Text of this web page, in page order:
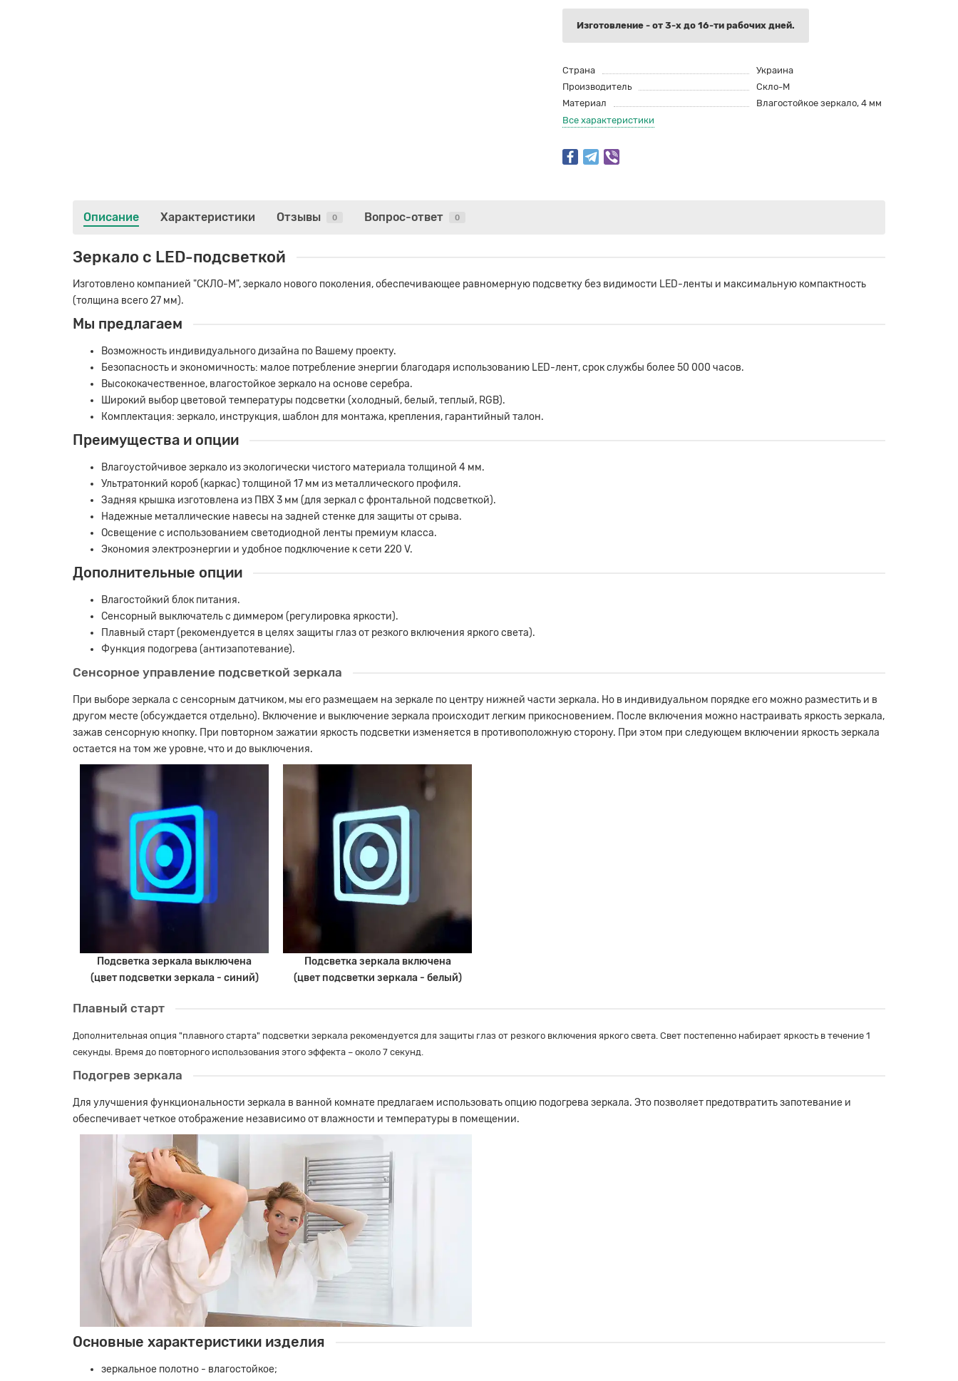
Изготовление - от 3-х до 16-ти рабочих дней.
Страна
Украина
Производитель
Скло-М
Материал
Влагостойкое зеркало, 4 мм
Все характеристики
Описание Характеристики Отзывы 0 Вопрос-ответ 0
Зеркало с LED-подсветкой
Изготовлено компанией "СКЛО-М", зеркало нового поколения, обеспечивающее равномерную подсветку без видимости LED-ленты и максимальную компактность
(толщина всего 27 мм).
Мы предлагаем
Возможность индивидуального дизайна по Вашему проекту.
Безопасность и экономичность: малое потребление энергии благодаря использованию LED-лент, срок службы более 50 000 часов.
Высококачественное, влагостойкое зеркало на основе серебра.
Широкий выбор цветовой температуры подсветки (холодный, белый, теплый, RGB).
Комплектация: зеркало, инструкция, шаблон для монтажа, крепления, гарантийный талон.
Преимущества и опции
Влагоустойчивое зеркало из экологически чистого материала толщиной 4 мм.
Ультратонкий короб (каркас) толщиной 17 мм из металлического профиля.
Задняя крышка изготовлена из ПВХ 3 мм (для зеркал с фронтальной подсветкой).
Надежные металлические навесы на задней стенке для защиты от срыва.
Освещение с использованием светодиодной ленты премиум класса.
Экономия электроэнергии и удобное подключение к сети 220 V.
Дополнительные опции
Влагостойкий блок питания.
Сенсорный выключатель с диммером (регулировка яркости).
Плавный старт (рекомендуется в целях защиты глаз от резкого включения яркого света).
Функция подогрева (антизапотевание).
Сенсорное управление подсветкой зеркала
При выборе зеркала с сенсорным датчиком, мы его размещаем на зеркале по центру нижней части зеркала. Но в индивидуальном порядке его можно разместить и в
другом месте (обсуждается отдельно). Включение и выключение зеркала происходит легким прикосновением. После включения можно настраивать яркость зеркала,
зажав сенсорную кнопку. При повторном зажатии яркость подсветки изменяется в противоположную сторону. При этом при следующем включении яркость зеркала
остается на том же уровне, что и до выключения.
Подсветка зеркала выключена
(цвет подсветки зеркала - синий)
Подсветка зеркала включена
(цвет подсветки зеркала - белый)
Плавный старт
Дополнительная опция "плавного старта" подсветки зеркала рекомендуется для защиты глаз от резкого включения яркого света. Свет постепенно набирает яркость в течение 1
секунды. Время до повторного использования этого эффекта – около 7 секунд.
Подогрев зеркала
Для улучшения функциональности зеркала в ванной комнате предлагаем использовать опцию подогрева зеркала. Это позволяет предотвратить запотевание и
обеспечивает четкое отображение независимо от влажности и температуры в помещении.
Основные характеристики изделия
зеркальное полотно - влагостойкое;